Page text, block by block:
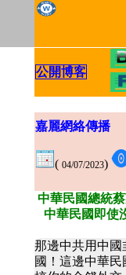
公開博客
嘉麗網絡傳播
( 04/07/2023)
中華民國總統
中華民國即使
那邊中共用中國
國！這邊中華